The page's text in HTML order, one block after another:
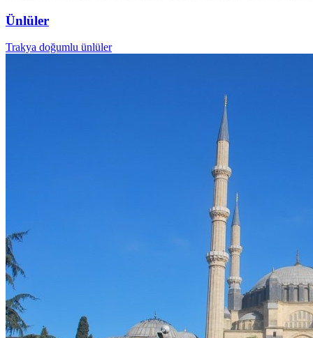
Ünlüler
Trakya doğumlu ünlüler